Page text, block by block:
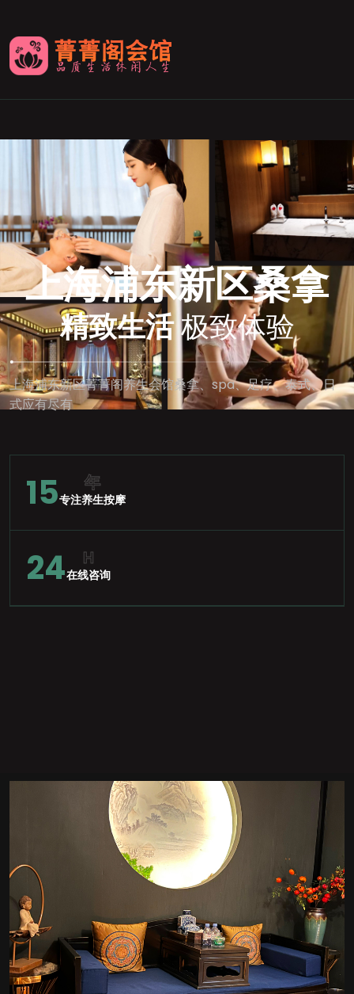
上海浦东新区桑拿
精致生活极致体验
上海浦东新区菁菁阁养生会馆桑拿、spa、足疗、泰式、日
式应有尽有
15 年
专注养生按摩
24 H
在线咨询